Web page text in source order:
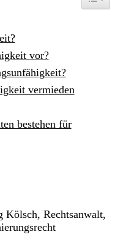
vor?
vermieden
bestehen für